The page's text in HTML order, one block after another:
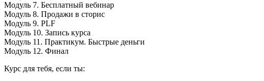
Модуль 7. Бесплатный вебинар
Модуль 8. Продажи в сторис
Модуль 9. PLF
Модуль 10. Запись курса
Модуль 11. Практикум. Быстрые деньги
Модуль 12. Финал
Курс для тебя, если ты: